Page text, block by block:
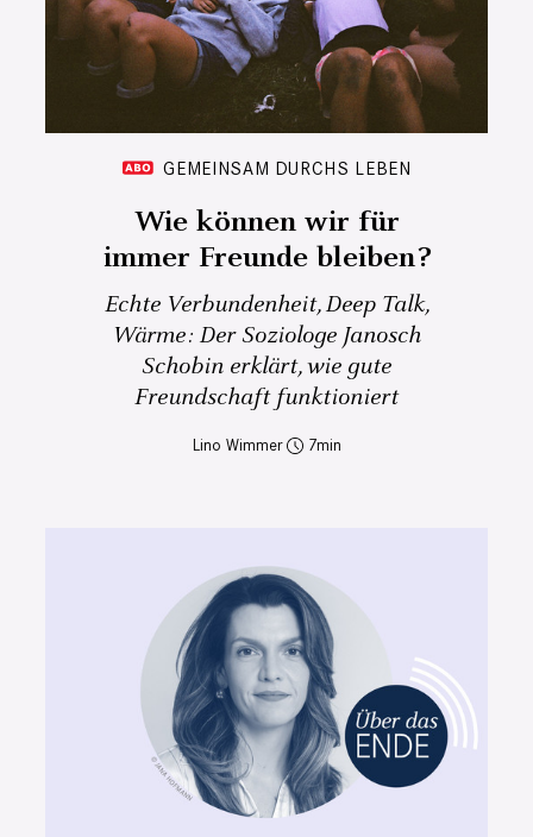
GEMEINSAM DURCHS LEBEN
Wie können wir für
immer Freunde bleiben?
Echte Verbundenheit, Deep Talk,
Wärme: Der Soziologe Janosch
Schobin erklärt, wie gute
Freundschaft funktioniert
Lino Wimmer 7